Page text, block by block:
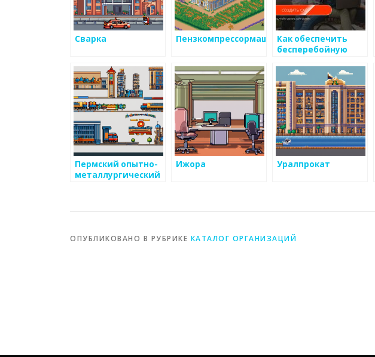
Сварка Пензкомпрессормаш
Как обеспечить
бесперебойную
сфере
металоизделий
Пермский опытно-
металлургический
Ижора Уралпрокат
ОПУБЛИКОВАНО В РУБРИКЕ КАТАЛОГ ОРГАНИЗАЦИЙ